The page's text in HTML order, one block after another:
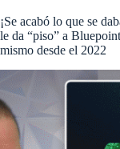
¡Se acabó lo que se
le da “piso” a
mismo desde el 2022